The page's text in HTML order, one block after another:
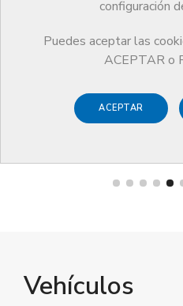
configuración
Puedes aceptar las
ACEPTAR o
ACEPTAR
Vehículos